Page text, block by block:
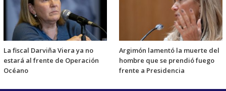
La fiscal Darviña Viera ya no
estará al frente de Operación
Océano
Argimón lamentó la muerte del
hombre que se prendió fuego
frente a Presidencia